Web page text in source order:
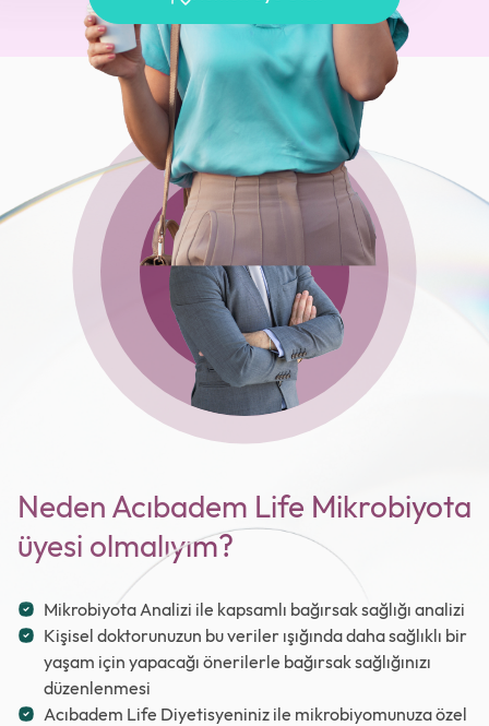
Neden Acıbadem Life Mikrobiyota
üyesi olmalıyım?
Mikrobiyota Analizi ile kapsamlı bağırsak sağlığı analizi
Kişisel doktorunuzun bu veriler ışığında daha sağlıklı bir
yaşam için yapacağı önerilerle bağırsak sağlığınızı
düzenlenmesi
Acıbadem Life Diyetisyeniniz ile mikrobiyomunuza özel